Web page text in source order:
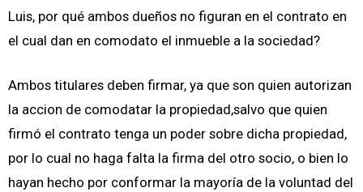
Luis, por qué ambos dueños no figuran en el contrato en
el cual dan en comodato el inmueble a la sociedad?
Ambos titulares deben firmar, ya que son quien autorizan
la accion de comodatar la propiedad,salvo que quien
firmó el contrato tenga un poder sobre dicha propiedad,
por lo cual no haga falta la firma del otro socio, o bien lo
hayan hecho por conformar la mayoría de la voluntad del